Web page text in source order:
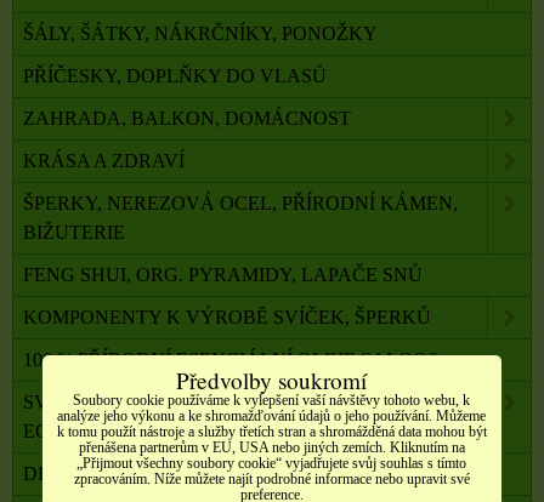
ŠÁLY, ŠÁTKY, NÁKRČNÍKY, PONOŽKY
PŘÍČESKY, DOPLŇKY DO VLASŮ
ZAHRADA, BALKON, DOMÁCNOST
KRÁSA A ZDRAVÍ
ŠPERKY, NEREZOVÁ OCEL, PŘÍRODNÍ KÁMEN,
BIŽUTERIE
FENG SHUI, ORG. PYRAMIDY, LAPAČE SNŮ
KOMPONENTY K VÝROBĚ SVÍČEK, ŠPERKŮ
100 % PŘÍRODNÍ ESENCIÁLNÍ OLEJE SALOOS
SVÍČKY Z PALMOVÉHO A SÓJOVÉHO VOSKU
ECO
DRAHÉ A LÉČIVÉ KAMENY
Předvolby soukromí
Soubory cookie používáme k vylepšení vaší návštěvy tohoto webu, k
analýze jeho výkonu a ke shromažďování údajů o jeho používání. Můžeme
k tomu použít nástroje a služby třetích stran a shromážděná data mohou být
přenášena partnerům v EU, USA nebo jiných zemích. Kliknutím na
„Přijmout všechny soubory cookie“ vyjadřujete svůj souhlas s tímto
zpracováním. Níže můžete najít podrobné informace nebo upravit své
preference.